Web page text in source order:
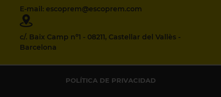
E-mail: escoprem@escoprem.com
c/. Baix Camp nº1 - 08211, Castellar del Vallès -
Barcelona
POLÍTICA DE PRIVACIDAD